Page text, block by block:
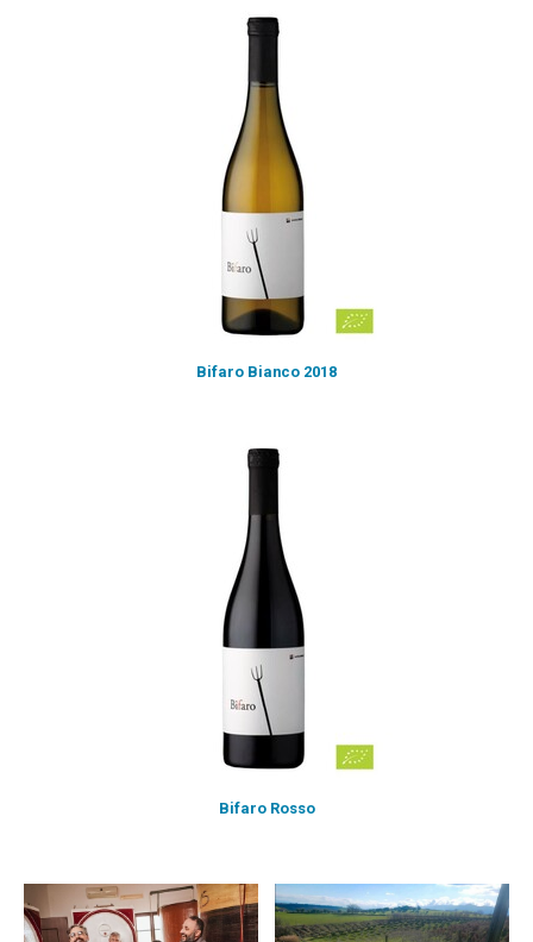
Bifaro Bianco 2018
Bifaro Rosso